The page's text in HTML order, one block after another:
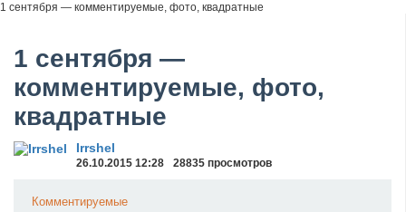
1 сентября — комментируемые, фото, квадратные
1 сентября —
комментируемые, фото,
квадратные
Irrshel
26.10.2015 12:28 28835 просмотров
Комментируемые